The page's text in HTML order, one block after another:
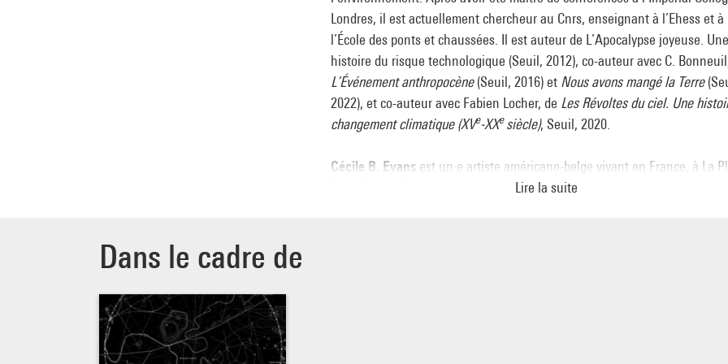
Londres, il est actuellement chercheur au Cnrs, enseignant à l’Ehess et à
l’École des ponts et chaussées. Il est auteur de L’Apocalypse joyeuse. Une
histoire du risque technologique (Seuil, 2012), co-auteur avec C.
L’Événement anthropocène(Seuil, 2016) et Nous avons mangé la Terre
2022), et co-auteur avec Fabien Locher, de Les Révoltes du ciel. Une
changement climatique (XVe-XXesiècle), Seuil, 2020.
Cécile B. Evans est un·e artiste américano-belge vivant en France, à La
Saint-Denis. Son travail interroge la valeur des émotions et leur rébellion
Lire la suite
Dans le cadre de